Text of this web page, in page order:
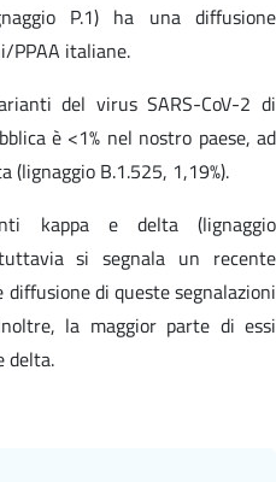
P.1) ha una diffusione
PPAA italiane.
del virus SARS-CoV-2 di
è <1% nel nostro paese, ad
(lignaggio B.1.525, 1,19%).
kappa e delta (lignaggio
si segnala un recente
di queste segnalazioni
la maggior parte di essi
delta.